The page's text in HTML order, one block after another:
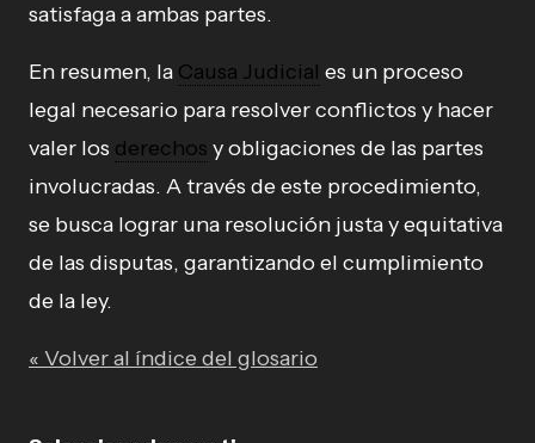
satisfaga a ambas partes.
En resumen, la Causa Judicial es un proceso
legal necesario para resolver conflictos y hacer
valer los derechos y obligaciones de las partes
involucradas. A través de este procedimiento,
se busca lograr una resolución justa y equitativa
de las disputas, garantizando el cumplimiento
de la ley.
« Volver al índice del glosario